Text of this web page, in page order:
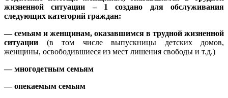
жизненной ситуации – 1 создано для обслуживания
следующих категорий граждан:
— семьям и женщинам, оказавшимся в трудной жизненной
ситуации (в том числе выпускницы детских домов,
женщины, освободившиеся из мест лишения свободы и т.д.)
— многодетным семьям
— опекаемым семьям